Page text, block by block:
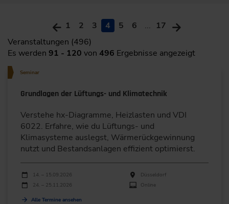
1 2 3 4 5 6 ... 17
Veranstaltungen (496)
Es werden 91 - 120 von 496 Ergebnisse angezeigt
Seminar
Grundlagen der Lüftungs- und Klimatechnik
Verstehe hx-Diagramme, Heizlasten und VDI
6022. Erfahre, wie du Lüftungs- und
Klimasysteme auslegst, Wärmerückgewinnung
nutzt und Bestandsanlagen effizient optimierst.
Durchführungen
Veranstaltungsdatum
14. – 15.09.2026
Düsseldorf
24. – 25.11.2026
Online
Alle Termine ansehen